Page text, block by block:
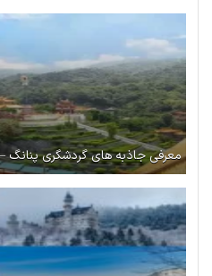
معرفی جاذبه‌ های گردشگری پنانگ